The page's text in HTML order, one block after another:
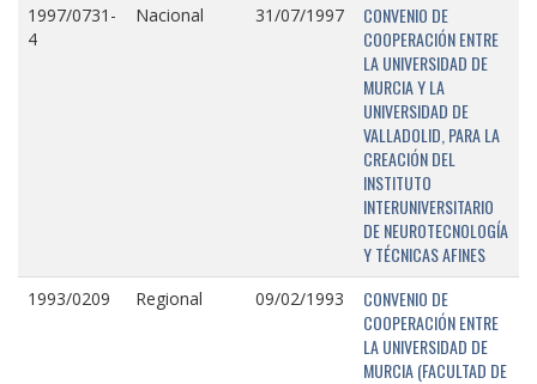
1997/0731-
4
Nacional 31/07/1997
CONVENIO DE
COOPERACIÓN ENTRE
LA UNIVERSIDAD DE
MURCIA Y LA
UNIVERSIDAD DE
VALLADOLID, PARA LA
CREACIÓN DEL
INSTITUTO
INTERUNIVERSITARIO
DE NEUROTECNOLOGÍA
Y TÉCNICAS AFINES
1993/0209 Regional 09/02/1993
CONVENIO DE
COOPERACIÓN ENTRE
LA UNIVERSIDAD DE
MURCIA (FACULTAD DE